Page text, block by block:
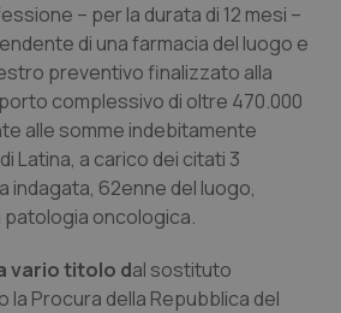
di Bolzano
– per la durata di 12 mesi –
di una farmacia del luogo e
preventivo finalizzato alla
complessivo di oltre 470.000
alle somme indebitamente
Latina, a carico dei citati 3
indagata, 62enne del luogo,
oncologica.
vario titolo dal sostituto
Procura della Repubblica del